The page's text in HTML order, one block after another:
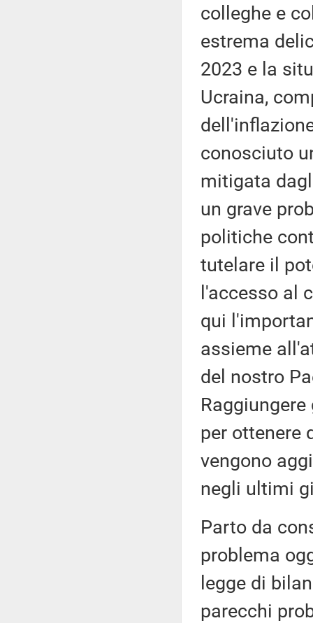
colleghe e
estrema
2023 e la
Ucraina,
conosciuto
mitigata
un grave
politiche
tutelare il
l'accesso al
qui
assieme
del nostro
per ottenere
vengono
negli ultimi
Parto da
problema
legge di
parecchi